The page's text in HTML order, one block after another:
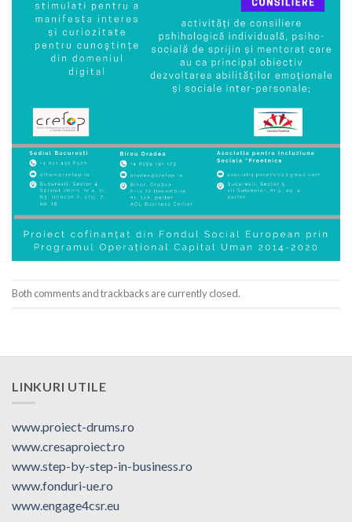
Both comments and trackbacks are currently closed.
LINKURI UTILE
www.proiect-drums.ro
www.cresaproiect.ro
www.step-by-step-in-business.ro
www.fonduri-ue.ro
www.engage4csr.eu